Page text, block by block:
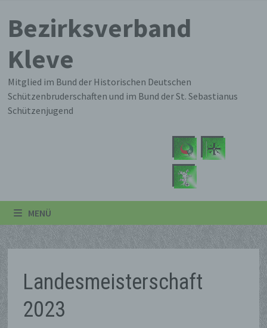
Inhalt
springen
Bezirksverband
Kleve
Mitglied im Bund der Historischen Deutschen
Schützenbruderschaften und im Bund der St. Sebastianus
Schützenjugend
MENÜ
Landesmeisterschaft
2023